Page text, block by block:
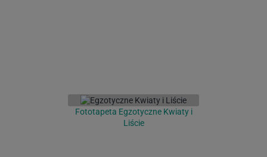
Fototapeta Egzotyczne Kwiaty i
Liście